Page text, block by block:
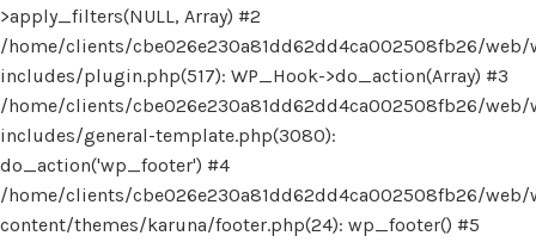
>apply_filters(NULL, Array) #2
/home/clients/cbe026e230a81dd62dd4ca002508fb26/web/
includes/plugin.php(517): WP_Hook->do_action(Array) #3
/home/clients/cbe026e230a81dd62dd4ca002508fb26/web/
includes/general-template.php(3080):
do_action('wp_footer') #4
/home/clients/cbe026e230a81dd62dd4ca002508fb26/web/
content/themes/karuna/footer.php(24): wp_footer() #5